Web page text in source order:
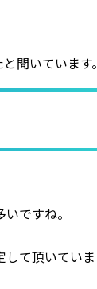
聞いています。
ですね。
て頂いていま